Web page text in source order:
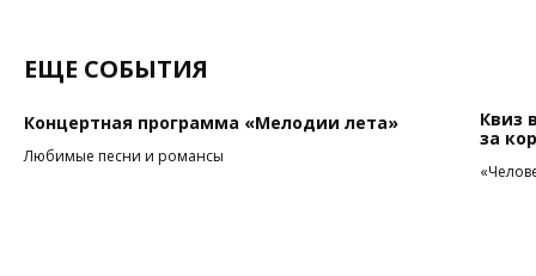
ЕЩЕ СОБЫТИЯ
Концертная программа «Мелодии лета»
Любимые песни и романсы
Квиз
за